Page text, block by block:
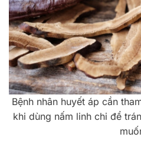
Bệnh nhân huyết áp cần
khi dùng nấm linh chi để